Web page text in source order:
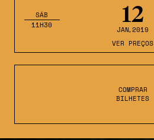
12
JAN,2019
SÁB
11H30
VER PREÇOS
COMPRAR
BILHETES